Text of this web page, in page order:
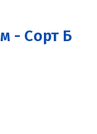
- Сорт Б